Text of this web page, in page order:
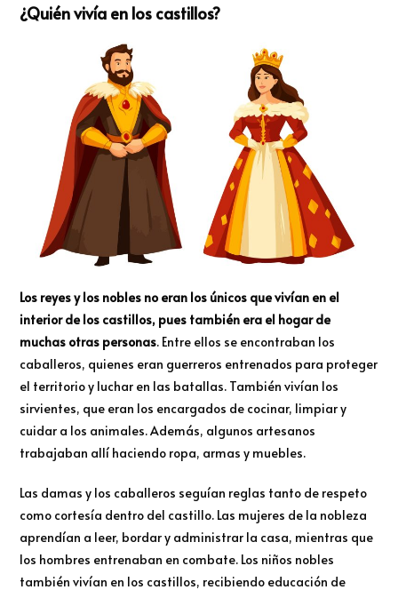
¿Quién vivía en los castillos?
Los reyes y los nobles no eran los únicos que vivían en el
interior de los castillos, pues también era el hogar de
muchas otras personas. Entre ellos se encontraban los
caballeros, quienes eran guerreros entrenados para proteger
el territorio y luchar en las batallas. También vivían los
sirvientes, que eran los encargados de cocinar, limpiar y
cuidar a los animales. Además, algunos artesanos
trabajaban allí haciendo ropa, armas y muebles.
Las damas y los caballeros seguían reglas tanto de respeto
como cortesía dentro del castillo. Las mujeres de la nobleza
aprendían a leer, bordar y administrar la casa, mientras que
los hombres entrenaban en combate. Los niños nobles
también vivían en los castillos, recibiendo educación de